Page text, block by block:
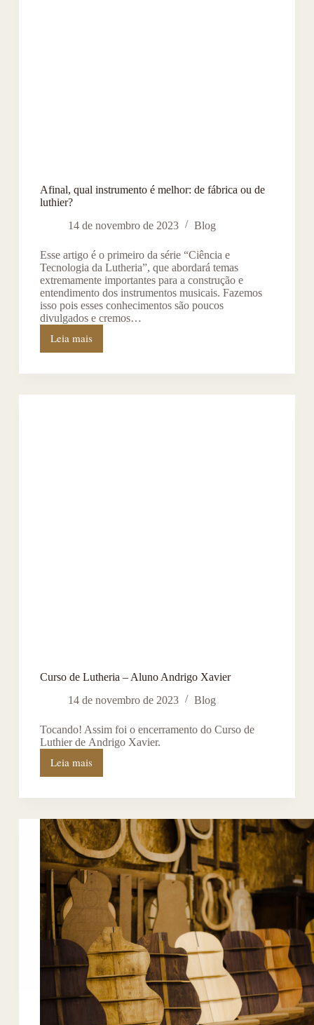
Afinal, qual instrumento é melhor: de fábrica ou de
luthier?
14 de novembro de 2023
Blog
Esse artigo é o primeiro da série “Ciência e
Tecnologia da Lutheria”, que abordará temas
extremamente importantes para a construção e
entendimento dos instrumentos musicais. Fazemos
isso pois esses conhecimentos são poucos
divulgados e cremos…
Leia mais
Curso de Lutheria – Aluno Andrigo Xavier
14 de novembro de 2023
Blog
Tocando! Assim foi o encerramento do Curso de
Luthier de Andrigo Xavier.
Leia mais